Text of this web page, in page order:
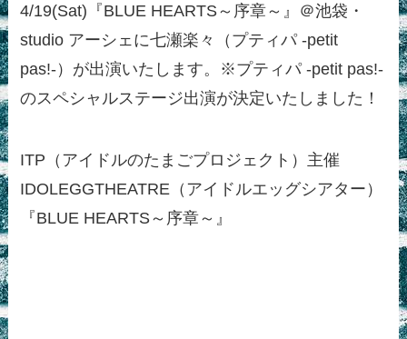
4/19(Sat)『BLUE HEARTS～序章～』＠池袋・
studio アーシェに七瀬楽々（プティパ -petit
pas!-）が出演いたします。※プティパ -petit pas!-
のスペシャルステージ出演が決定いたしました！
ITP（アイドルのたまごプロジェクト）主催
IDOLEGGTHEATRE（アイドルエッグシアター）
『BLUE HEARTS～序章～』